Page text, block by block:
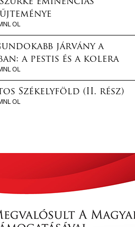
OL
járvány a
a pestis és a kolera
OL
Székelyföld (II. rész)
OL